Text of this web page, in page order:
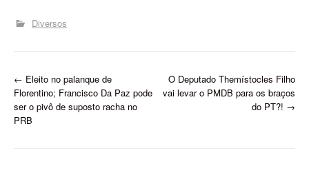
Diversos
P
o
← Eleito no palanque de
Florentino; Francisco Da Paz pode
ser o pivô de suposto racha no
PRB
O Deputado Themístocles Filho
vai levar o PMDB para os braços
do PT?! →